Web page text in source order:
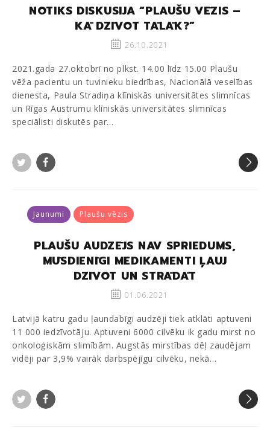
NOTIKS DISKUSIJA “PLAUŠU VĒZIS –
KĀ DZĪVOT TĀLĀK?”
26.10.2021
2021.gada 27.oktobrī no plkst. 14.00 līdz 15.00 Plaušu
vēža pacientu un tuvinieku biedrības, Nacionālā veselības
dienesta, Paula Stradiņa klīniskās universitātes slimnīcas
un Rīgas Austrumu klīniskās universitātes slimnīcas
speciālisti diskutēs par…
PLAUŠU AUDZĒJS NAV SPRIEDUMS,
MŪSDIENĪGI MEDIKAMENTI ĻAUJ
DZĪVOT UN STRĀDĀT
01.06.2021
Jaunumi Plaušu vēzis
Latvijā katru gadu ļaundabīgi audzēji tiek atklāti aptuveni
11 000 iedzīvotāju. Aptuveni 6000 cilvēku ik gadu mirst no
onkoloģiskām slimībām. Augstās mirstības dēļ zaudējam
vidēji par 3,9% vairāk darbspējīgu cilvēku, nekā…